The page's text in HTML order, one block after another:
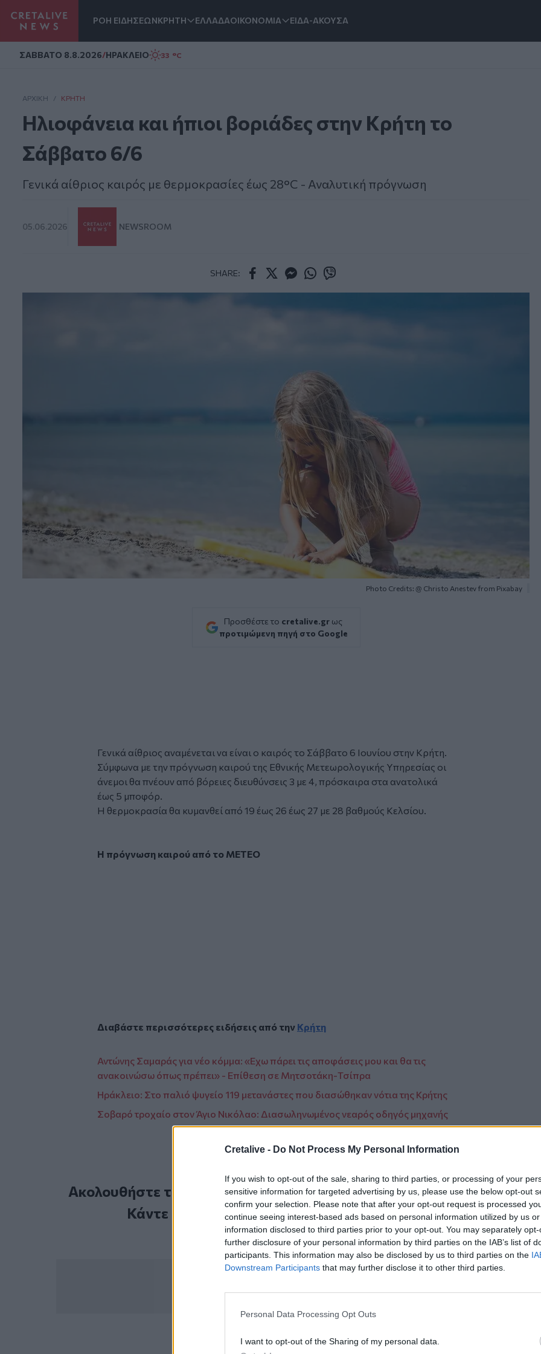
Cretalive - Do Not Process My Personal Information
If you wish to opt-out of the sale, sharing to third parties, or processing of your
sensitive information for targeted advertising by us, please use the below opt-out
confirm your selection. Please note that after your opt-out request is processed
continue seeing interest-based ads based on personal information utilized by us
information disclosed to third parties prior to your opt-out. You may separately
further disclosure of your personal information by third parties on the IAB’s list of
participants. This information may also be disclosed by us to third parties on the
Downstream Participants that may further disclose it to other third parties.
Personal Data Processing Opt Outs
I want to opt-out of the Sharing of my personal data.
ΡΟΗ ΕΙΔΗΣΕΩΝΚΡΗΤΗ ΕΛΛΑΔΑΟΙΚΟΝΟΜΙΑ ΕΙΔΑ-ΑΚΟΥΣΑ
ΣAΒΒΑΤΟ 8.8.2026/ΗΡΑΚΛΕΙΟ 33 °C
ΑΡΧΙΚΗ / ΚΡΉΤΗ
Ηλιοφάνεια και ήπιοι βοριάδες στην Κρήτη το
Σάββατο 6/6
Γενικά αίθριος καιρός με θερμοκρασίες έως 28°C - Αναλυτική πρόγνωση
05.06.2026 NEWSROOM
SHARE:
Photo Credits: @ Christo Anestev from Pixabay
Προσθέστε το cretalive.gr ως
προτιμώμενη πηγή στο Google
Γενικά αίθριος αναμένεται να είναι ο καιρός το Σάββατο 6 Ιουνίου στην Κρήτη.
Σύμφωνα με την πρόγνωση καιρού της Εθνικής Μετεωρολογικής Υπηρεσίας οι
άνεμοι θα πνέουν από βόρειες διευθύνσεις 3 με 4, πρόσκαιρα στα ανατολικά
έως 5 μποφόρ.
Η θερμοκρασία θα κυμανθεί από 19 έως 26 έως 27 με 28 βαθμούς Κελσίου.
Η πρόγνωση καιρού από το ΜETEO
Διαβάστε περισσότερες ειδήσεις από την Κρήτη
Αντώνης Σαμαράς για νέο κόμμα: «Εχω πάρει τις αποφάσεις μου και θα τις
ανακοινώσω όπως πρέπει» - Επίθεση σε Μητσοτάκη-Τσίπρα
Ηράκλειο: Στο παλιό ψυγείο 119 μετανάστες που διασώθηκαν νότια της Κρήτης
Σοβαρό τροχαίο στον Άγιο Νικόλαο: Διασωληνωμένος νεαρός οδηγός μηχανής
Ακολουθήστε το Cretalive στοGoogle Newsκαι στο Facebook
Κάντε εγγραφή στο κανάλι μας στοYouTube
ΣΧΕΤΙΚΆ TAGS